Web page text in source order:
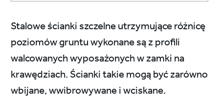
Stalowe ścianki szczelne utrzymujące różnicę
poziomów gruntu wykonane są z profili
walcowanych wyposażonych w zamki na
krawędziach. Ścianki takie mogą być zarówno
wbijane, wwibrowywane i wciskane.